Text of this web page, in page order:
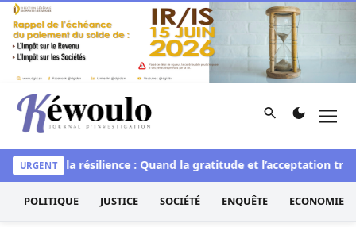
Aller au contenu
Kéwoulo, le premier site d'information et d'investigation
Rechercher
URGENT
de la résilience : Quand la gratitude et l’acceptation
POLITIQUE JUSTICE SOCIÉTÉ ENQUÊTE ECONOMIE